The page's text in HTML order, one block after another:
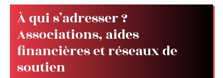
À qui s’adresser ?
Associations, aides
financières et réseaux de
soutien